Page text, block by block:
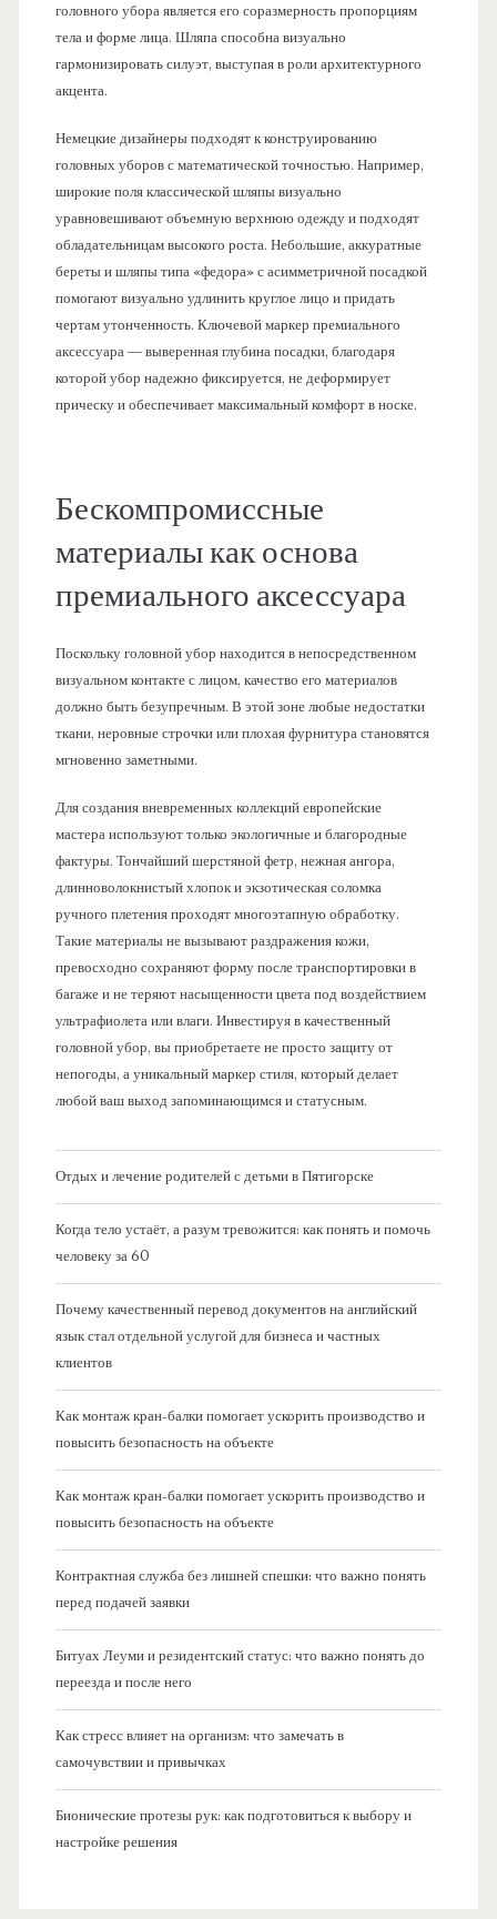
головного убора является его соразмерность пропорциям
тела и форме лица. Шляпа способна визуально
гармонизировать силуэт, выступая в роли архитектурного
акцента.
Немецкие дизайнеры подходят к конструированию
головных уборов с математической точностью. Например,
широкие поля классической шляпы визуально
уравновешивают объемную верхнюю одежду и подходят
обладательницам высокого роста. Небольшие, аккуратные
береты и шляпы типа «федора» с асимметричной посадкой
помогают визуально удлинить круглое лицо и придать
чертам утонченность. Ключевой маркер премиального
аксессуара — выверенная глубина посадки, благодаря
которой убор надежно фиксируется, не деформирует
прическу и обеспечивает максимальный комфорт в носке.
Бескомпромиссные
материалы как основа
премиального аксессуара
Поскольку головной убор находится в непосредственном
визуальном контакте с лицом, качество его материалов
должно быть безупречным. В этой зоне любые недостатки
ткани, неровные строчки или плохая фурнитура становятся
мгновенно заметными.
Для создания вневременных коллекций европейские
мастера используют только экологичные и благородные
фактуры. Тончайший шерстяной фетр, нежная ангора,
длинноволокнистый хлопок и экзотическая соломка
ручного плетения проходят многоэтапную обработку.
Такие материалы не вызывают раздражения кожи,
превосходно сохраняют форму после транспортировки в
багаже и не теряют насыщенности цвета под воздействием
ультрафиолета или влаги. Инвестируя в качественный
головной убор, вы приобретаете не просто защиту от
непогоды, а уникальный маркер стиля, который делает
любой ваш выход запоминающимся и статусным.
Отдых и лечение родителей с детьми в Пятигорске
Когда тело устаёт, а разум тревожится: как понять и помочь
человеку за 60
Почему качественный перевод документов на английский
язык стал отдельной услугой для бизнеса и частных
клиентов
Как монтаж кран-балки помогает ускорить производство и
повысить безопасность на объекте
Как монтаж кран-балки помогает ускорить производство и
повысить безопасность на объекте
Контрактная служба без лишней спешки: что важно понять
перед подачей заявки
Битуах Леуми и резидентский статус: что важно понять до
переезда и после него
Как стресс влияет на организм: что замечать в
самочувствии и привычках
Бионические протезы рук: как подготовиться к выбору и
настройке решения